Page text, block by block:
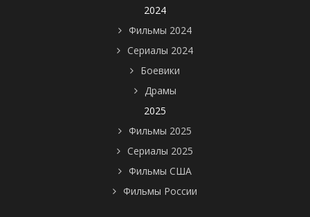
2024
Фильмы 2024
Сериалы 2024
Боевики
Драмы
2025
Фильмы 2025
Сериалы 2025
Фильмы США
Фильмы России